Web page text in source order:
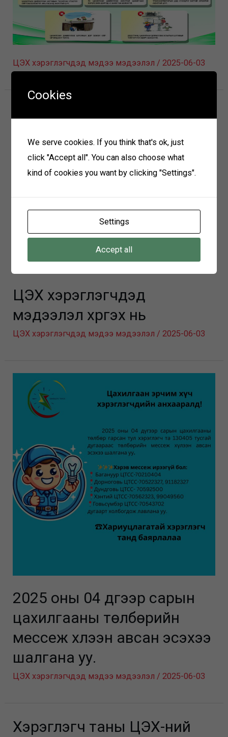
ЦЭХ хэрэглэгчдэд мэдээ мэдээлэл /2025-06-03
ЦЭХ хэрэглэгчдэд
мэдээлэл хүргэх нь
ЦЭХ хэрэглэгчдэд мэдээ мэдээлэл / 2025-06-03
2025 оны 04 дүгээр сарын
цахилгааны төлбөрийн
мессеж хүлээн авсан эсэхээ
шалгана уу.
ЦЭХ хэрэглэгчдэд мэдээ мэдээлэл /2025-06-03
Хэрэглэгч таны ЦЭХ-ний
Cookies
We serve cookies. If you think that's ok, just
click "Accept all". You can also choose what
kind of cookies you want by clicking "Settings".
Settings
Accept all